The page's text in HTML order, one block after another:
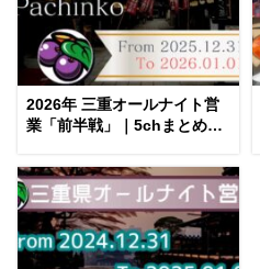
2026年 三重オールナイト営
業「前半戦」｜5chまとめ＆